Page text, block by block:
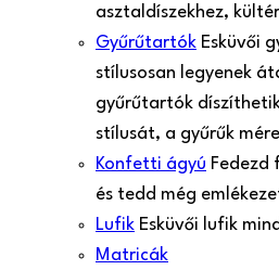
asztaldíszekhez,
Gyűrűtartók Esküvői
stílusosan legyenek
gyűrűtartók
stílusát, a gyűrűk
Konfetti ágyú Fedezd
és tedd még
Lufik Esküvői lufik
Matricák